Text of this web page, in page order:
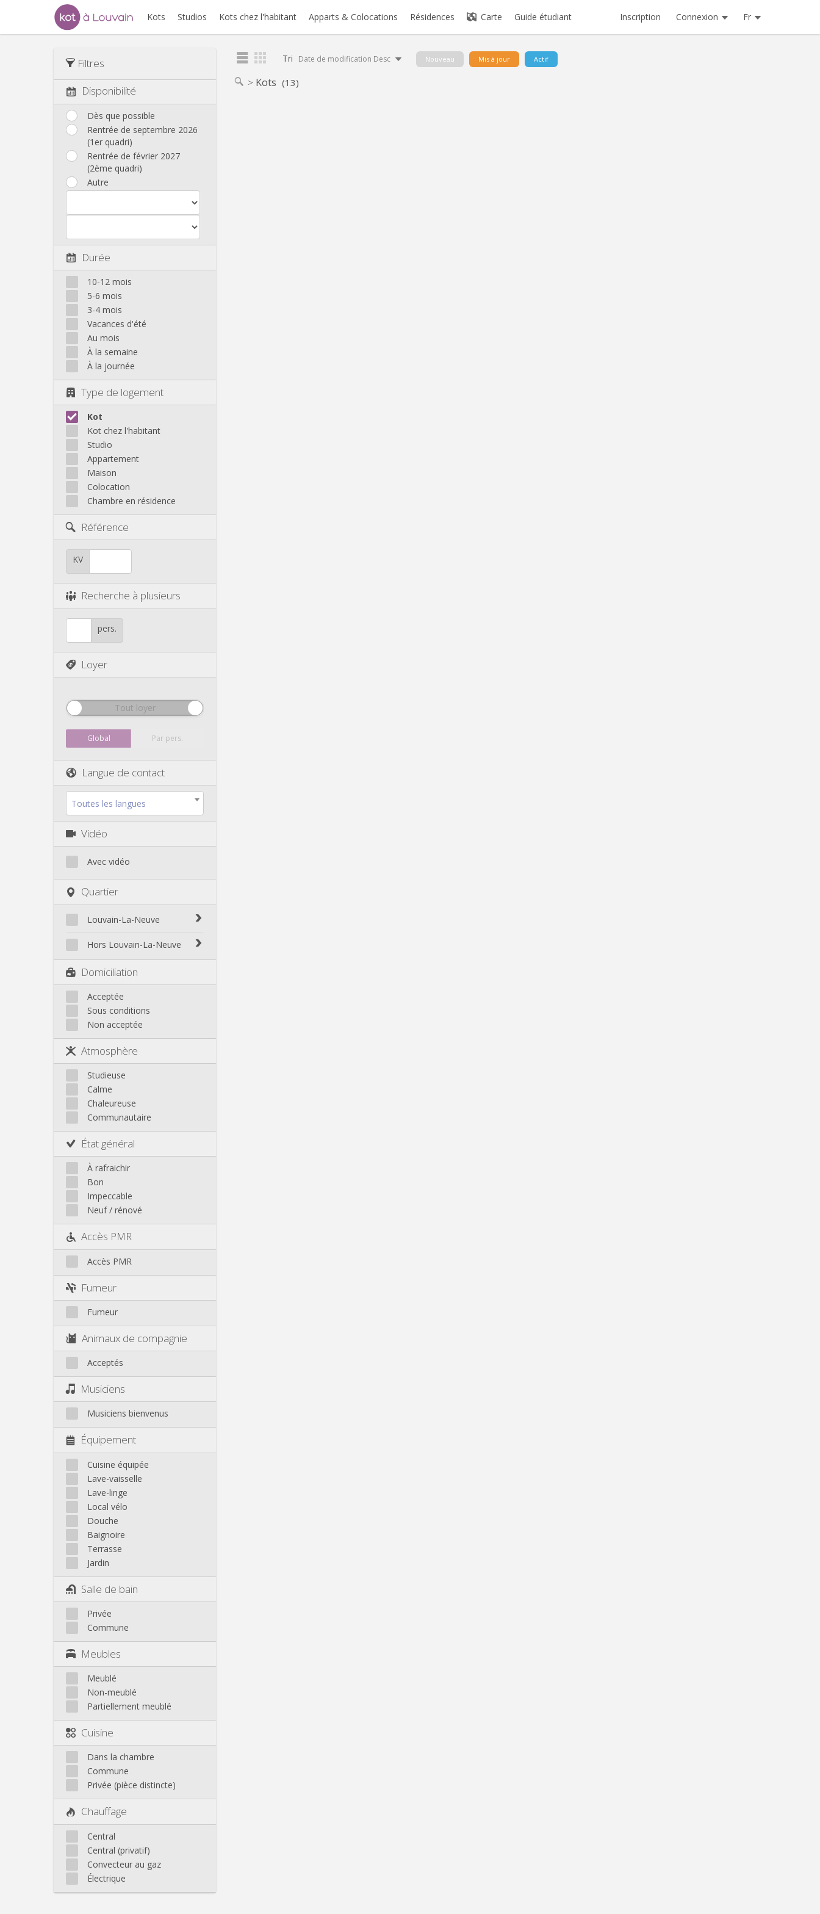
Kots Studios Kots chez l'habitant Apparts & Colocations Résidences Carte Guide étudiant Inscription Connexion Fr
Filtres
Disponibilité
Dès que possible
Rentrée de septembre 2026
(1er quadri)
Rentrée de février 2027
(2ème quadri)
Autre
Durée
10-12 mois
5-6 mois
3-4 mois
Vacances d'été
Au mois
À la semaine
À la journée
Type de logement
Kot
Kot chez l'habitant
Studio
Appartement
Maison
Colocation
Chambre en résidence
Référence
KV
Recherche à plusieurs
pers.
Loyer
Tout loyer
Global Par pers.
Langue de contact
Toutes les langues
Vidéo
Avec vidéo
Quartier
Louvain-La-Neuve
Biéreau
Centre
L'Hocaille
La Baraque
Lauzelle
Les Bruyères
Hors Louvain-La-Neuve
Genappe
Mont-Saint-Guibert
Nivelles
Ottignies
Rixensart
Walhain
Wavre
Autre
Domiciliation
Acceptée
Sous conditions
Non acceptée
Atmosphère
Studieuse
Calme
Chaleureuse
Communautaire
État général
À rafraichir
Bon
Impeccable
Neuf / rénové
Accès PMR
Accès PMR
Fumeur
Fumeur
Animaux de compagnie
Acceptés
Musiciens
Musiciens bienvenus
Équipement
Cuisine équipée
Lave-vaisselle
Lave-linge
Local vélo
Douche
Baignoire
Terrasse
Jardin
Salle de bain
Privée
Commune
Meubles
Meublé
Non-meublé
Partiellement meublé
Cuisine
Dans la chambre
Commune
Privée (pièce distincte)
Chauffage
Central
Central (privatif)
Convecteur au gaz
Électrique
Tri Date de modification Desc Nouveau Mis à jour Actif
Kots (13)